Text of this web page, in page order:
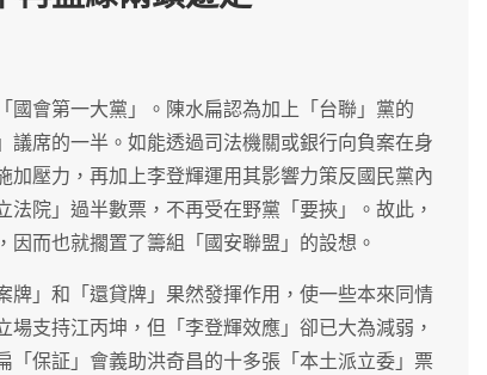
國會第一大黨」。陳水扁認為加上「台聯」黨的
議席的一半。如能透過司法機關或銀行向負案在身
加壓力，再加上李登輝運用其影響力策反國民黨內
法院」過半數票，不再受在野黨「要挾」。故此，
而也就擱置了籌組「國安聯盟」的設想。
牌」和「還貸牌」果然發揮作用，使一些本來同情
場支持江丙坤，但「李登輝效應」卻已大為減弱，
「保証」會義助洪奇昌的十多張「本土派立委」票